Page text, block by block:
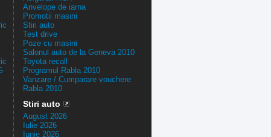
Anvelope de iarna
Promotii masini
Stiri auto
Test drive
Poze cu masini
Salonul auto de la Geneva 2010
Toyota recall
Programul Rabla 2010
Vanzare / Cumparare vouchere
Rabla 2010
Stiri auto
August 2026
Iulie 2026
Iunie 2026